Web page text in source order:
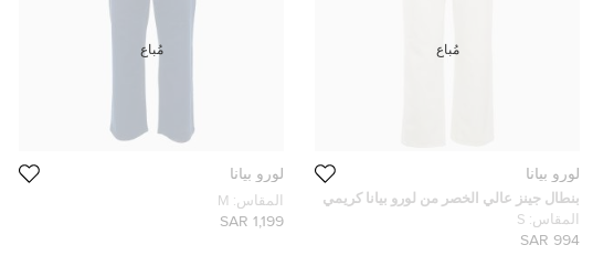
لورو بيانا
بنطال جينز عالي الخصر من لورو بيانا كريمي
دنيم مقاس صغير خصر 27 بوصة
المقاس: S
994 SAR
مُباع
لورو بيانا
المقاس: M
1,199 SAR
مُباع